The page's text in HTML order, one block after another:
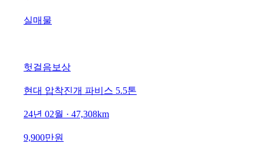
실매물
헛걸음보상
현대 압착진개 파비스 5.5톤
24년 02월 · 47,308km
9,900만원